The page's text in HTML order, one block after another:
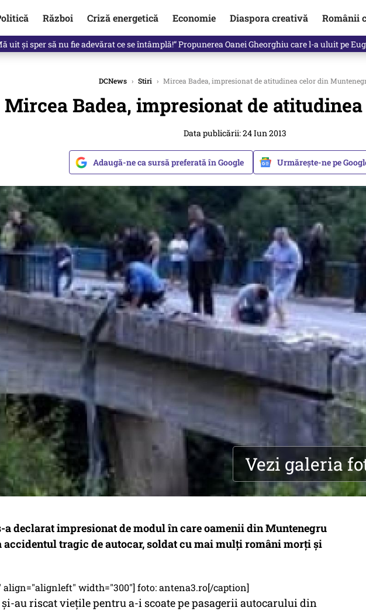
Război Criză energetică Economie Diaspora creativă Românii
în scenă o propunere de premier. Cine ar putea conduce Guvernul din septembrie
DCNews › Stiri › Mircea Badea, impresionat de atitudinea celor din
Mircea Badea, impresionat de
Data publicării: 24 Iun 2013
Adaugă-ne ca sursă preferată în Google Urmărește-ne pe
Vezi galeria
a declarat impresionat de modul în care oamenii din Muntenegru
accidentul tragic de autocar, soldat cu mai mulți români morți și
align="alignleft" width="300"] foto: antena3.ro[/caption]
au riscat viețile pentru a-i scoate pe pasagerii autocarului din